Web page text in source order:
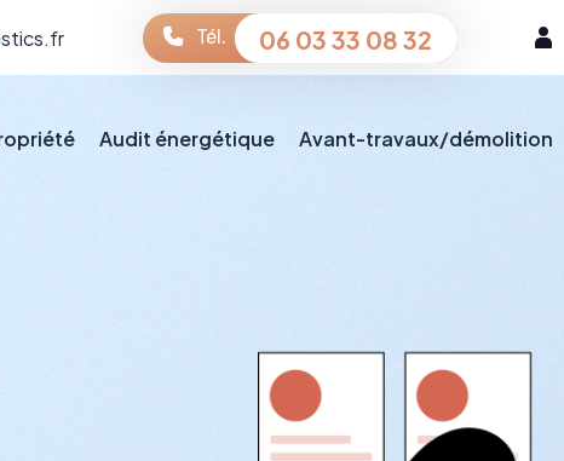
Tél. 06 03 33 08 32
Audit énergétique Avant-travaux/démolition